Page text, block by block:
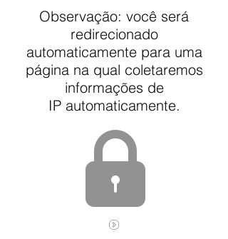
Observação: você será
redirecionado
automaticamente para uma
página na qual coletaremos
informações de
IP automaticamente.